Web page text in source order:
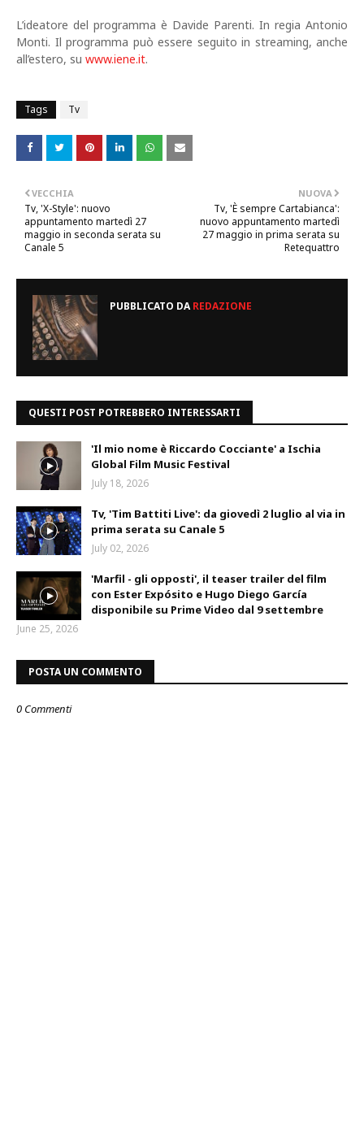
L’ideatore del programma è Davide Parenti. In regia Antonio
Monti. Il programma può essere seguito in streaming, anche
all’estero, su www.iene.it.
Tags Tv
NUOVA
Tv, 'È sempre Cartabianca':
nuovo appuntamento martedì
27 maggio in prima serata su
Retequattro
VECCHIA
Tv, 'X-Style': nuovo
appuntamento martedì 27
maggio in seconda serata su
Canale 5
PUBBLICATO DAREDAZIONE
QUESTI POST POTREBBERO INTERESSARTI
'Il mio nome è Riccardo Cocciante' a Ischia
Global Film Music Festival
July 18, 2026
Tv, 'Tim Battiti Live': da giovedì 2 luglio al via in
prima serata su Canale 5
July 02, 2026
'Marfil - gli opposti', il teaser trailer del film
con Ester Expósito e Hugo Diego García
disponibile su Prime Video dal 9 settembre
June 25, 2026
POSTA UN COMMENTO
0 Commenti